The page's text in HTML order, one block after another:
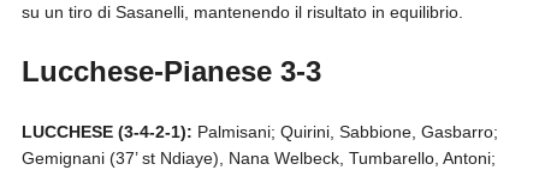
su un tiro di Sasanelli, mantenendo il risultato in equilibrio.
Lucchese-Pianese 3-3
LUCCHESE (3-4-2-1): Palmisani; Quirini, Sabbione, Gasbarro;
Gemignani (37’ st Ndiaye), Nana Welbeck, Tumbarello, Antoni;